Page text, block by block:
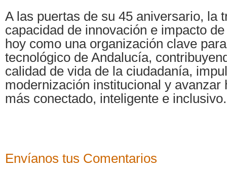
A las puertas de su 45 aniversario, la
capacidad de innovación e impacto
hoy como una organización clave
tecnológico de Andalucía,
calidad de vida de la ciudadanía,
modernización institucional y avanzar
más conectado, inteligente e inclusivo.
Envíanos tus Comentarios